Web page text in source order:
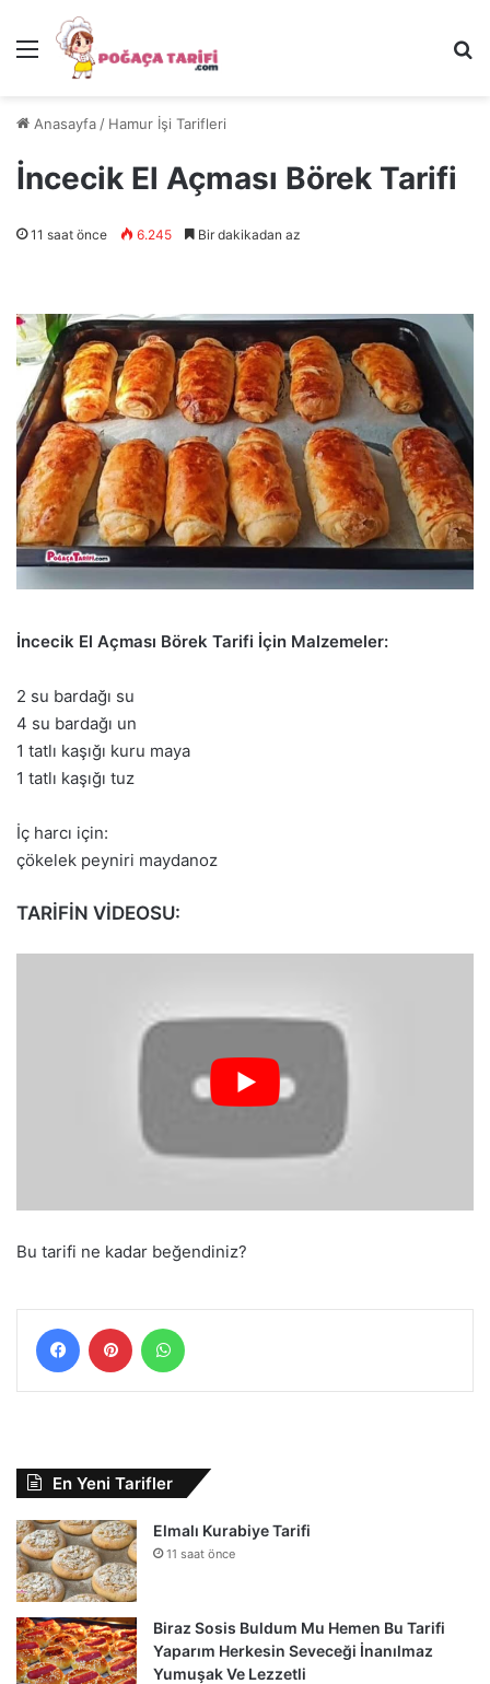
Menü
Anasayfa / Hamur İşi Tarifleri
İncecik El Açması Börek Tarifi
11 saat önce 6.245 Bir dakikadan az
İncecik El Açması Börek Tarifi İçin Malzemeler:
2 su bardağı su
4 su bardağı un
1 tatlı kaşığı kuru maya
1 tatlı kaşığı tuz
İç harcı için:
çökelek peyniri maydanoz
TARİFİN VİDEOSU:
Bu tarifi ne kadar beğendiniz?
FacebookPinterest
En Yeni Tarifler
Elmalı Kurabiye Tarifi
11 saat önce
Biraz Sosis Buldum Mu Hemen Bu Tarifi
Yaparım Herkesin Seveceği İnanılmaz
Yumuşak Ve Lezzetli